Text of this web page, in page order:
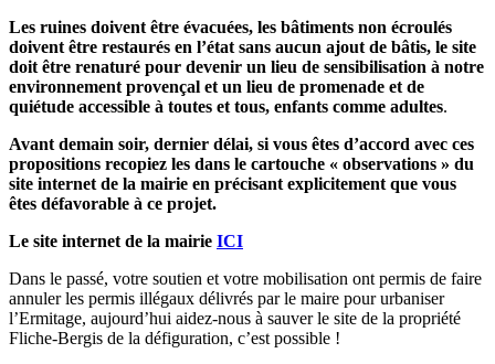
Les ruines doivent être évacuées, les bâtiments non écroulés
doivent être restaurés en l’état sans aucun ajout de bâtis, le site
doit être renaturé pour devenir un lieu de sensibilisation à notre
environnement provençal et un lieu de promenade et de
quiétude accessible à toutes et tous, enfants comme adultes.
Avant demain soir, dernier délai, si vous êtes d’accord avec ces
propositions recopiez les dans le cartouche « observations » du
site internet de la mairie en précisant explicitement que vous
êtes défavorable à ce projet.
Le site internet de la mairie ICI
Dans le passé, votre soutien et votre mobilisation ont permis de faire
annuler les permis illégaux délivrés par le maire pour urbaniser
l’Ermitage, aujourd’hui aidez-nous à sauver le site de la propriété
Fliche-Bergis de la défiguration, c’est possible !